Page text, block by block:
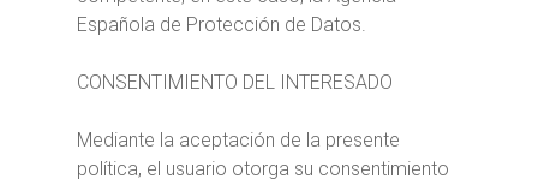
Española de Protección de Datos.
CONSENTIMIENTO DEL INTERESADO
Mediante la aceptación de la presente
política, el usuario otorga su consentimiento